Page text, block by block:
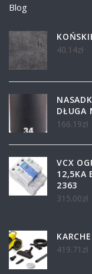
Blog
40.14zł
DŁUGA
166.19zł
VCX
12,5KA
2363
315.00zł
419.71 zł